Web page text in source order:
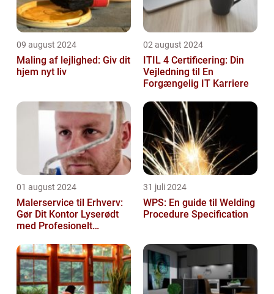
09 august 2024
Maling af lejlighed: Giv dit
hjem nyt liv
02 august 2024
ITIL 4 Certificering: Din
Vejledning til En
Forgængelig IT Karriere
01 august 2024
Malerservice til Erhverv:
Gør Dit Kontor Lyserødt
med Profesionelt
31 juli 2024
WPS: En guide til Welding
Procedure Specification